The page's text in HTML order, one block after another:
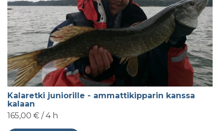
Kalaretki juniorille - ammattikipparin kanssa
kalaan
165,00 € / 4 h